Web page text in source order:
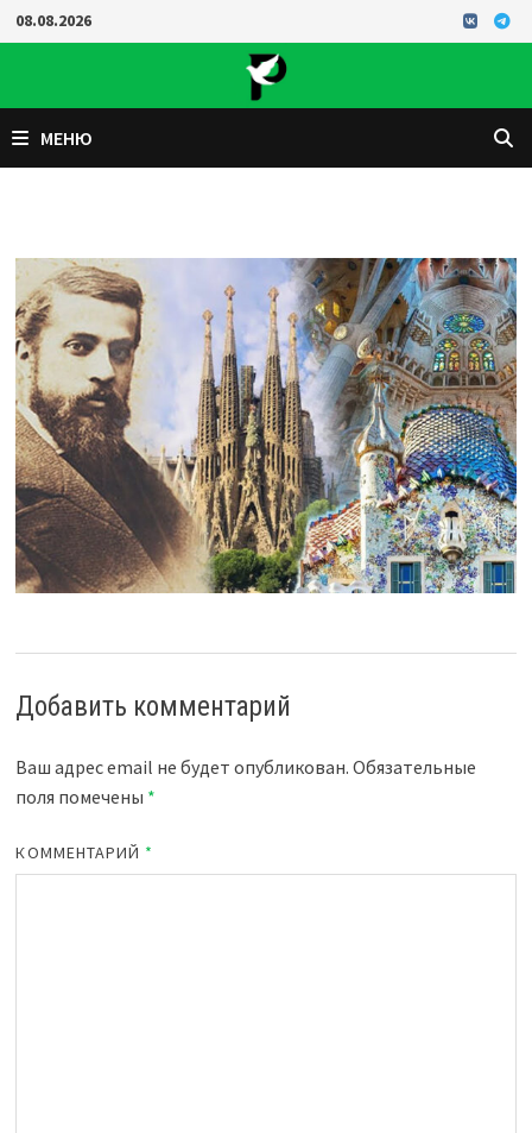
Перейти
к
08.08.2026
МЕНЮ
Добавить комментарий
Ваш адрес email не будет опубликован. Обязательные
поля помечены *
КОММЕНТАРИЙ *